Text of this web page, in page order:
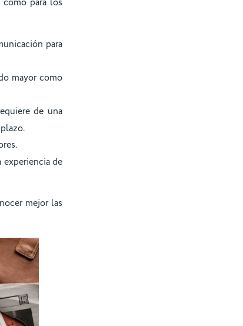
para
mayor como
de una
experiencia de
mejor las